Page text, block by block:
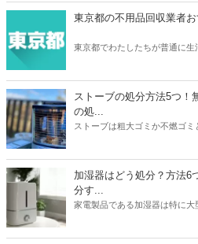
で、しっかりと慎重に選べるよ
東京都の不用品回収業者
東京都でわたしたちが普通に生
を選ぶことで、不用品を便利
ストーブの処分方法5つ！
の処...
ストーブは粗大ゴミか不燃ゴミ
ます。また灯油の残りの処分
おくと忘れずにすみますよ。
メーカーや状態に合わせた最
加湿器はどう処分？方法6
分す...
家電製品である加湿器は特に大